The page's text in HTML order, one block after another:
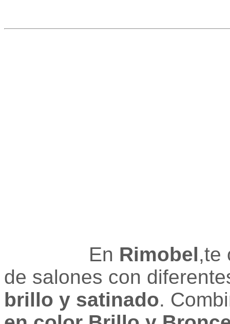
En Rimobel,te
de salones con
brillo y satinado.